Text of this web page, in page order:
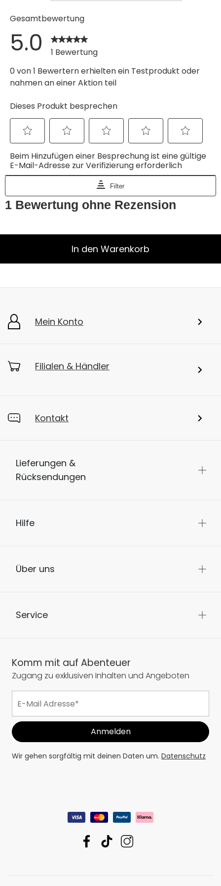
In den Warenkorb
Mein Konto
Filialen & Händler
Kontakt
Lieferungen &
Rücksendungen
Hilfe
Über uns
Service
Komm mit auf Abenteuer
Zugang zu exklusiven Inhalten und Angeboten
Wir gehen sorgfältig mit deinen Daten um. Datenschutz